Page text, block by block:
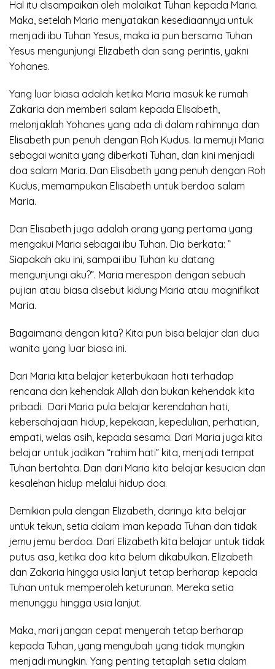
Hal itu disampaikan oleh malaikat Tuhan kepada Maria.
Maka, setelah Maria menyatakan kesediaannya untuk
menjadi ibu Tuhan Yesus, maka ia pun bersama Tuhan
Yesus mengunjungi Elizabeth dan sang perintis, yakni
Yohanes.
Yang luar biasa adalah ketika Maria masuk ke rumah
Zakaria dan memberi salam kepada Elisabeth,
melonjaklah Yohanes yang ada di dalam rahimnya dan
Elisabeth pun penuh dengan Roh Kudus. Ia memuji Maria
sebagai wanita yang diberkati Tuhan, dan kini menjadi
doa salam Maria. Dan Elisabeth yang penuh dengan Roh
Kudus, memampukan Elisabeth untuk berdoa salam
Maria.
Dan Elisabeth juga adalah orang yang pertama yang
mengakui Maria sebagai ibu Tuhan. Dia berkata: ”
Siapakah aku ini, sampai ibu Tuhan ku datang
mengunjungi aku?”. Maria merespon dengan sebuah
pujian atau biasa disebut kidung Maria atau magnifikat
Maria.
Bagaimana dengan kita? Kita pun bisa belajar dari dua
wanita yang luar biasa ini.
Dari Maria kita belajar keterbukaan hati terhadap
rencana dan kehendak Allah dan bukan kehendak kita
pribadi. Dari Maria pula belajar kerendahan hati,
kebersahajaan hidup, kepekaan, kepedulian, perhatian,
empati, welas asih, kepada sesama. Dari Maria juga kita
belajar untuk jadikan “rahim hati” kita, menjadi tempat
Tuhan bertahta. Dan dari Maria kita belajar kesucian dan
kesalehan hidup melalui hidup doa.
Demikian pula dengan Elizabeth, darinya kita belajar
untuk tekun, setia dalam iman kepada Tuhan dan tidak
jemu jemu berdoa. Dari Elizabeth kita belajar untuk tidak
putus asa, ketika doa kita belum dikabulkan. Elizabeth
dan Zakaria hingga usia lanjut tetap berharap kepada
Tuhan untuk memperoleh keturunan. Mereka setia
menunggu hingga usia lanjut.
Maka, mari jangan cepat menyerah tetap berharap
kepada Tuhan, yang mengubah yang tidak mungkin
menjadi mungkin. Yang penting tetaplah setia dalam